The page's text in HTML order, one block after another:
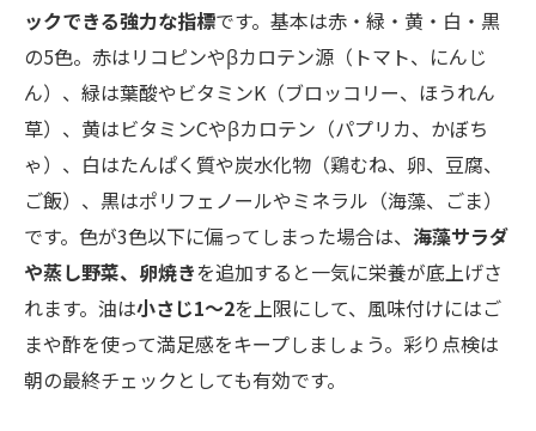
ックできる強力な指標です。基本は赤・緑・黄・白・黒
の5色。赤はリコピンやβカロテン源（トマト、にんじ
ん）、緑は葉酸やビタミンK（ブロッコリー、ほうれん
草）、黄はビタミンCやβカロテン（パプリカ、かぼち
ゃ）、白はたんぱく質や炭水化物（鶏むね、卵、豆腐、
ご飯）、黒はポリフェノールやミネラル（海藻、ごま）
です。色が3色以下に偏ってしまった場合は、 海藻サラダ
や蒸し野菜、卵焼きを追加すると一気に栄養が底上げさ
れます。油は小さじ1～2を上限にして、風味付けにはご
まや酢を使って満足感をキープしましょう。彩り点検は
朝の最終チェックとしても有効です。